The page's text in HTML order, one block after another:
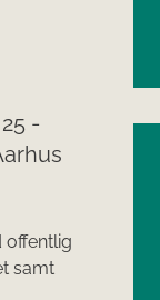
-
offentlig
samt